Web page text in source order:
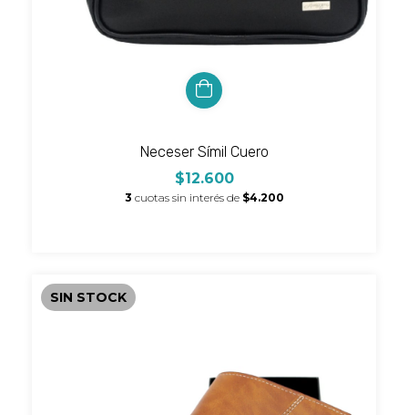
Neceser Símil Cuero
$12.600
3 cuotas sin interés de $4.200
SIN STOCK